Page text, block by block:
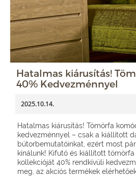
Hatalmas kiárusítás!
40% Kedvezménnyel
2025.10.14.
Hatalmas kiárusítás! Tömörfa
kedvezménnyel – csak a kiállított
bútorbemutatóinkat, ezért most
kínálunk! Kifutó és kiállított
kollekcióját 40% rendkívüli
meg, az akciós termékek